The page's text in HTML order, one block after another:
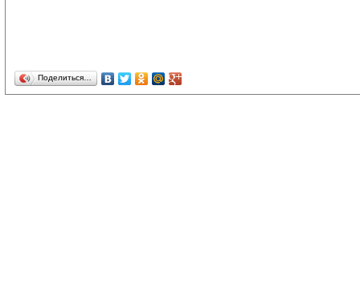
Поделиться…